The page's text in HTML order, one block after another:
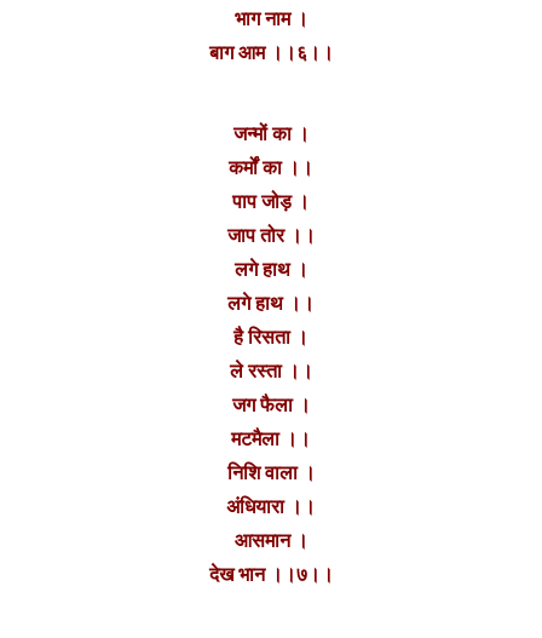
भाग नाम ।
बाग आम ।।६।।
जन्मों का ।
कर्मों का ।।
पाप जोड़ ।
जाप तोर‌ ।।
लगे हाथ ।
लगे हाथ ।।
है रिसता ।‌
ले रस्ता ।।
जग फैला ।
मटमैला ।।
निशि वाला ।
अंधियारा ।।
आसमान ।
देख भान ।।७।।